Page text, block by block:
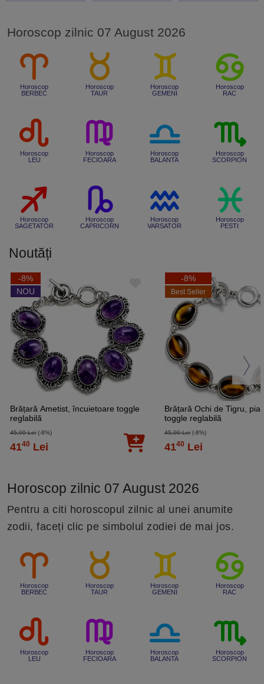
Horoscop zilnic 07 August 2026
Horoscop
BERBEC
Horoscop
TAUR
Horoscop
GEMENI
Horoscop
RAC
Horoscop
LEU
Horoscop
FECIOARA
Horoscop
BALANTA
Horoscop
SCORPION
Horoscop
SAGETATOR
Horoscop
CAPRICORN
Horoscop
VARSATOR
Horoscop
PESTI
Noutăți
-8%
NOU
Brățară Ametist, încuietoare toggle
reglabilă
45,00 Lei(-8%)
4140 Lei
-8%
Best Seller
Brățară Ochi de Tigru,
toggle reglabilă
45,00 Lei (-8%)
4140 Lei
Horoscop zilnic 07 August 2026
Pentru a citi horoscopul zilnic al unei anumite
zodii, faceți clic pe simbolul zodiei de mai jos.
Horoscop
BERBEC
Horoscop
TAUR
Horoscop
GEMENI
Horoscop
RAC
Horoscop
LEU
Horoscop
FECIOARA
Horoscop
BALANTA
Horoscop
SCORPION